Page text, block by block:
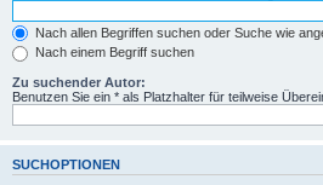
Nach allen Begriffen suchen oder Suche wie
Nach einem Begriff suchen
Zu suchender Autor:
Benutzen Sie ein * als Platzhalter für teilweise
SUCHOPTIONEN